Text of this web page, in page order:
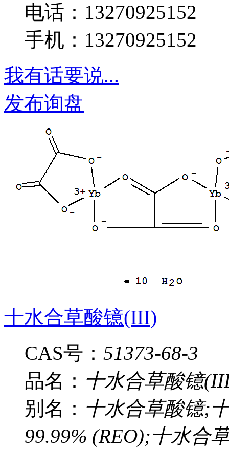
电话：13270925152
手机：13270925152
我有话要说...
发布询盘
十水合草酸镱(III)
CAS号： 51373-68-3
品名： 十水合草酸镱
别名： 十水合草酸镱;
99.99% (REO);十水合